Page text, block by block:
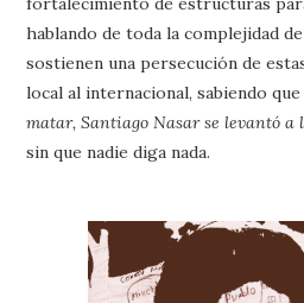
hablando de toda la complejidad
sostienen una persecución de
local al internacional, sabiendo que
matar, Santiago Nasar se levantó a
sin que nadie diga nada.